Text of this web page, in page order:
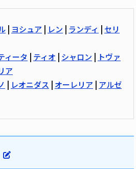
ヨシュア レン ランディ
セリ
ィータ ティオ シャロン
トヴァ
ア
レオニダス オーレリア
アルゼ